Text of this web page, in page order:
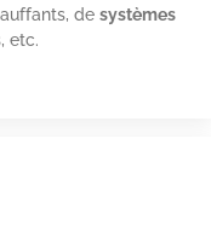
de systèmes
etc.